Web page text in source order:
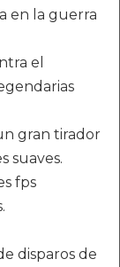
en la guerra
el
gran tirador
suaves.
fps
disparos de